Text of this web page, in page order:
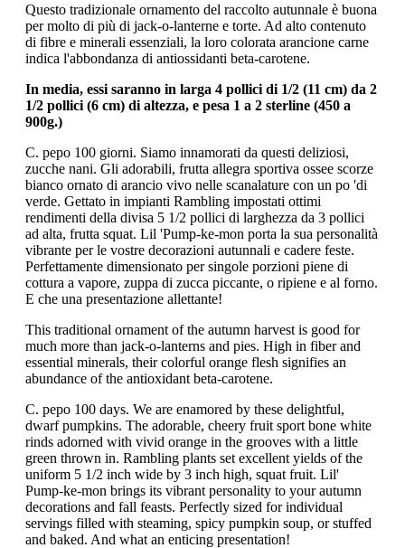
Questo tradizionale ornamento del raccolto autunnale è buona
per molto di più di jack-o-lanterne e torte. Ad alto contenuto
di fibre e minerali essenziali, la loro colorata arancione carne
indica l'abbondanza di antiossidanti beta-carotene.
In media, essi saranno in larga 4 pollici di 1/2 (11 cm) da 2
1/2 pollici (6 cm) di altezza, e pesa 1 a 2 sterline (450 a
900g.)
C. pepo 100 giorni. Siamo innamorati da questi deliziosi,
zucche nani. Gli adorabili, frutta allegra sportiva ossee scorze
bianco ornato di arancio vivo nelle scanalature con un po 'di
verde. Gettato in impianti Rambling impostati ottimi
rendimenti della divisa 5 1/2 pollici di larghezza da 3 pollici
ad alta, frutta squat. Lil 'Pump-ke-mon porta la sua personalità
vibrante per le vostre decorazioni autunnali e cadere feste.
Perfettamente dimensionato per singole porzioni piene di
cottura a vapore, zuppa di zucca piccante, o ripiene e al forno.
E che una presentazione allettante!
This traditional ornament of the autumn harvest is good for
much more than jack-o-lanterns and pies. High in fiber and
essential minerals, their colorful orange flesh signifies an
abundance of the antioxidant beta-carotene.
C. pepo 100 days. We are enamored by these delightful,
dwarf pumpkins. The adorable, cheery fruit sport bone white
rinds adorned with vivid orange in the grooves with a little
green thrown in. Rambling plants set excellent yields of the
uniform 5 1/2 inch wide by 3 inch high, squat fruit. Lil'
Pump-ke-mon brings its vibrant personality to your autumn
decorations and fall feasts. Perfectly sized for individual
servings filled with steaming, spicy pumpkin soup, or stuffed
and baked. And what an enticing presentation!